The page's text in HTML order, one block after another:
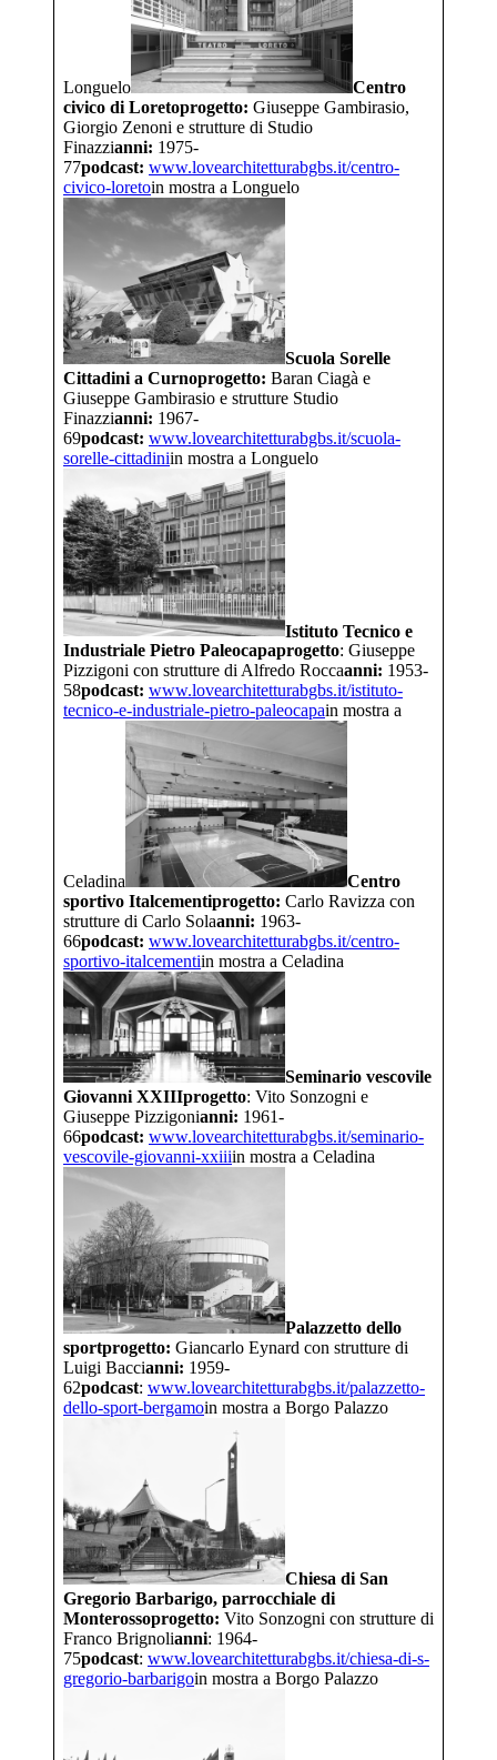
Longuelo
Centro
civico di Loretoprogetto: Giuseppe Gambirasio,
Giorgio Zenoni e strutture di Studio
Finazzianni: 1975-
77podcast: www.lovearchitetturabgbs.it/centro-
civico-loretoin mostra a Longuelo
Scuola Sorelle
Cittadini a Curnoprogetto: Baran Ciagà e
Giuseppe Gambirasio e strutture Studio
Finazzianni: 1967-
69podcast: www.lovearchitetturabgbs.it/scuola-
sorelle-cittadiniin mostra a Longuelo
Istituto Tecnico e
Industriale Pietro Paleocapaprogetto: Giuseppe
Pizzigoni con strutture di Alfredo Roccaanni: 1953-
58podcast: www.lovearchitetturabgbs.it/istituto-
tecnico-e-industriale-pietro-paleocapain mostra a
Celadina
Centro
sportivo Italcementiprogetto: Carlo Ravizza con
strutture di Carlo Solaanni: 1963-
66podcast: www.lovearchitetturabgbs.it/centro-
sportivo-italcementiin mostra a Celadina
Seminario vescovile
Giovanni XXIIIprogetto: Vito Sonzogni e
Giuseppe Pizzigonianni: 1961-
66podcast: www.lovearchitetturabgbs.it/seminario-
vescovile-giovanni-xxiiiin mostra a Celadina
Palazzetto dello
sportprogetto: Giancarlo Eynard con strutture di
Luigi Baccianni: 1959-
62podcast: www.lovearchitetturabgbs.it/palazzetto-
dello-sport-bergamoin mostra a Borgo Palazzo
Chiesa di San
Gregorio Barbarigo, parrocchiale di
Monterossoprogetto: Vito Sonzogni con strutture di
Franco Brignolianni: 1964-
75podcast: www.lovearchitetturabgbs.it/chiesa-di-s-
gregorio-barbarigoin mostra a Borgo Palazzo